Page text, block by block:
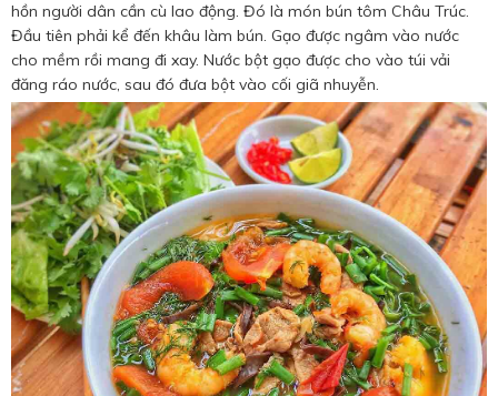
hồn người dân cần cù lao động. Đó là món bún tôm Châu Trúc.
Đầu tiên phải kể đến khâu làm bún. Gạo được ngâm vào nước
cho mềm rồi mang đi xay. Nước bột gạo được cho vào túi vải
đăng ráo nước, sau đó đưa bột vào cối giã nhuyễn.